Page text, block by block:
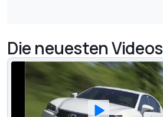
Die neuesten Videos